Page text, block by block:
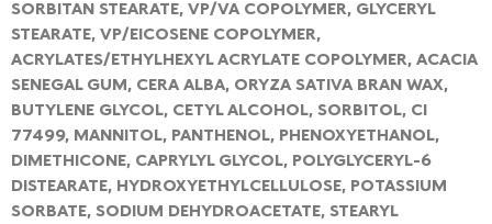
SORBITAN STEARATE, VP/VA COPOLYMER, GLYCERYL
STEARATE, VP/EICOSENE COPOLYMER,
ACRYLATES/ETHYLHEXYL ACRYLATE COPOLYMER, ACACIA
SENEGAL GUM, CERA ALBA, ORYZA SATIVA BRAN WAX,
BUTYLENE GLYCOL, CETYL ALCOHOL, SORBITOL, CI
77499, MANNITOL, PANTHENOL, PHENOXYETHANOL,
DIMETHICONE, CAPRYLYL GLYCOL, POLYGLYCERYL-6
DISTEARATE, HYDROXYETHYLCELLULOSE, POTASSIUM
SORBATE, SODIUM DEHYDROACETATE, STEARYL